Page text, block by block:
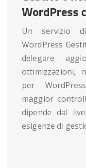
WordPress
Un servizio
WordPress
delegare
ottimizzazioni,
per
maggior
dipende dal
esigenze di